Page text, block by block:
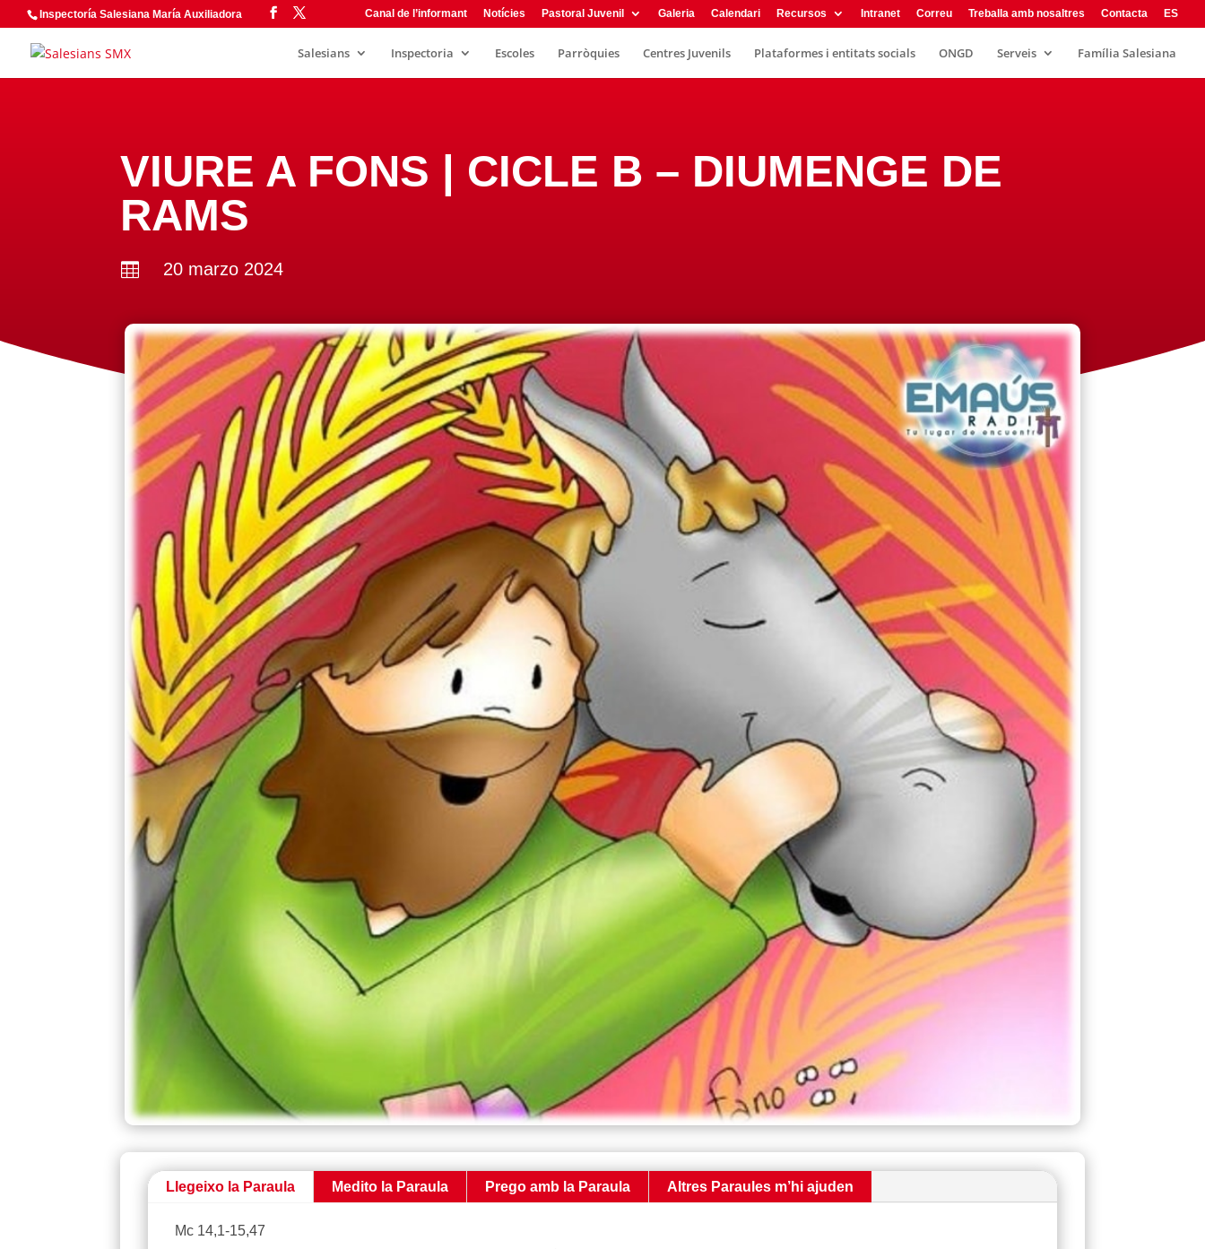
Inspectoría Salesiana María Auxiliadora Canal de l’informant Notícies Pastoral Juvenil Galeria Calendari Recursos Intranet Correu Treballa amb nosaltres Contacta ES
Salesians Inspectoria Escoles Parròquies Centres Juvenils Plataformes i entitats socials ONGD Serveis Família Salesiana
VIURE A FONS | CICLE B – DIUMENGE DE
RAMS
 20 marzo 2024
Llegeixo la Paraula Medito la Paraula Prego amb la Paraula Altres Paraules m’hi ajuden
Mc 14,1-15,47